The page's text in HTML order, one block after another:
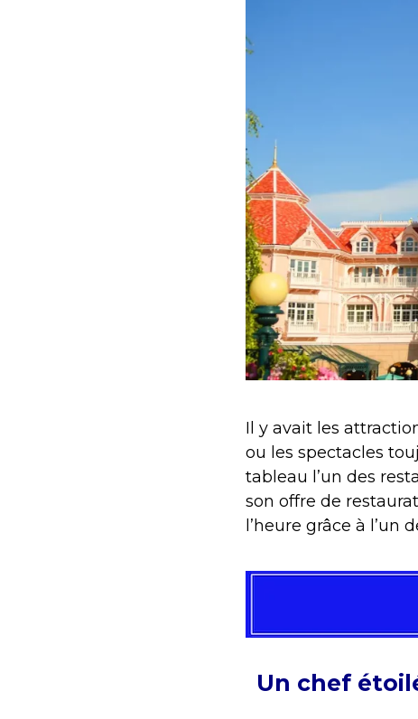
Il y avait les
ou les spectacles
tableau l’un des
son offre de
l’heure grâce à l’un
Un chef